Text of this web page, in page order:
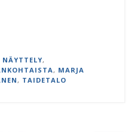
NÄYTTELY,
, MARJA
, TAIDETALO